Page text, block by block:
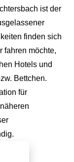
ist der
finden sich
fahren möchte,
Hotels und
Bettchen.
für